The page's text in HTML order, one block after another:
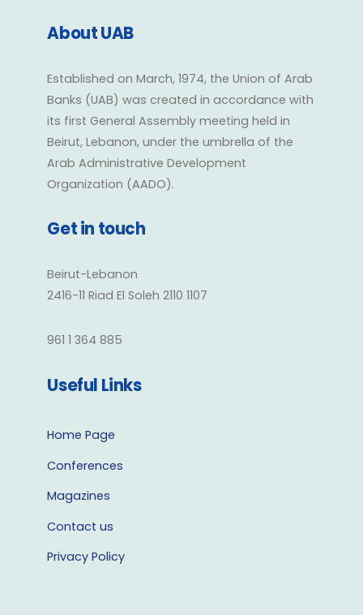
About UAB
Established on March, 1974, the Union of Arab
Banks (UAB) was created in accordance with
its first General Assembly meeting held in
Beirut, Lebanon, under the umbrella of the
Arab Administrative Development
Organization (AADO).
Get in touch
Beirut-Lebanon
2416-11 Riad El Soleh 2110 1107
961 1 364 885
Useful Links
Home Page
Conferences
Magazines
Contact us
Privacy Policy